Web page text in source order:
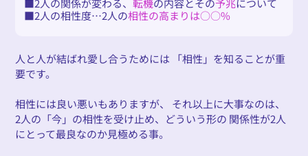
2人の関係が変わる、 転機の内容とその予兆について
2人の相性度…2人の相性の高まりは○○%
人と人が結ばれ愛し合うためには 「相性」を知ることが重
要です。
相性には良い悪いもありますが、 それ以上に大事なのは、
2人の「今」の相性を受け止め、どういう形の 関係性が2人
にとって最良なのか見極める事。